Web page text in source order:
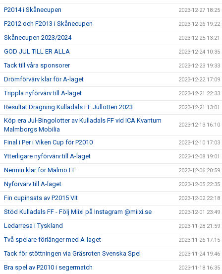
P2014 i Skånecupen 2023-12-27 18:25
F2012 och F2013 i Skånecupen 2023-12-26 19:22
Skånecupen 2023/2024 2023-12-25 13:21
GOD JUL TILL ER ALLA 2023-12-24 10:35
Tack till våra sponsorer 2023-12-23 19:33
Drömförvärv klar för A-laget 2023-12-22 17:09
Trippla nyförvärv till A-laget 2023-12-21 22:33
Resultat Dragning Kulladals FF Jullotteri 2023 2023-12-21 13:01
Köp era Jul-Bingolotter av Kulladals FF vid ICA Kvantum
Malmborgs Mobilia
2023-12-13 16:10
Final i Per i Viken Cup för P2010 2023-12-10 17:03
Ytterligare nyförvärv till A-laget 2023-12-08 19:01
Nermin klar för Malmö FF 2023-12-06 20:59
Nyförvärv till A-laget 2023-12-05 22:35
Fin cupinsats av P2015 Vit 2023-12-02 22:18
Stöd Kulladals FF - Följ Miixi på Instagram @miixi.se 2023-12-01 23:49
Ledarresa i Tyskland 2023-11-28 21:59
Två spelare förlänger med A-laget 2023-11-26 17:15
Tack för stöttningen via Gräsroten Svenska Spel 2023-11-24 19:46
Bra spel av P2010 i segermatch 2023-11-18 16:35